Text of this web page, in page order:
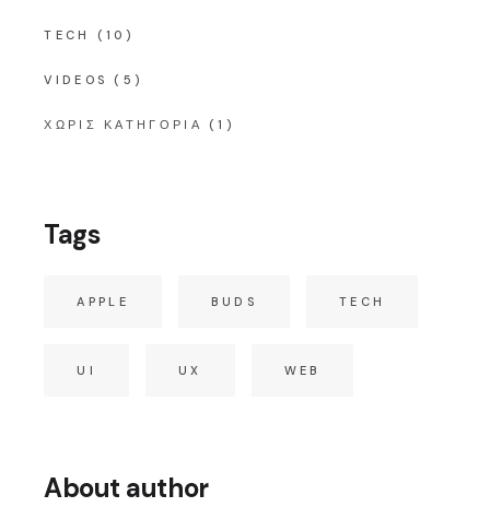
TECH (10)
VIDEOS (5)
ΧΩΡΊΣ ΚΑΤΗΓΟΡΊΑ (1)
Tags
APPLE BUDS TECH
UI UX WEB
About author